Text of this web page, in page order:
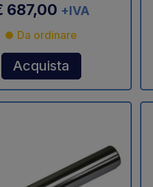
687,00 +IVA
Da ordinare
Acquista